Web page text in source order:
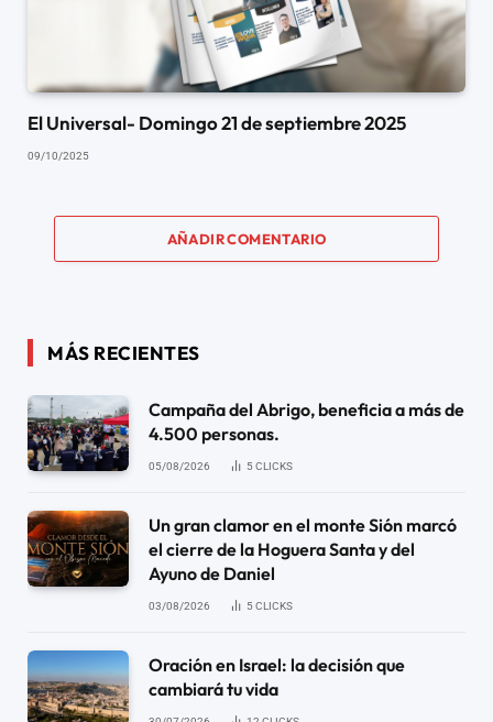
El Universal- Domingo 21 de septiembre 2025
09/10/2025
AÑADIR COMENTARIO
MÁS RECIENTES
Campaña del Abrigo, beneficia a más de
4.500 personas.
05/08/2026 5CLICKS
Un gran clamor en el monte Sión marcó
el cierre de la Hoguera Santa y del
Ayuno de Daniel
03/08/2026 5CLICKS
Oración en Israel: la decisión que
cambiará tu vida